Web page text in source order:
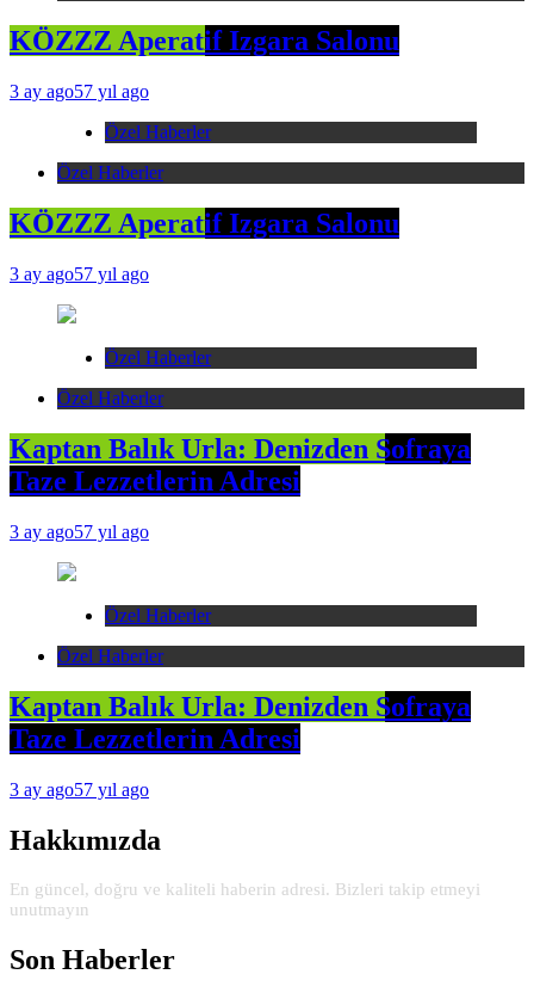
KÖZZZ Aperatif Izgara Salonu
3 ay ago57 yıl ago
Özel Haberler
Özel Haberler
KÖZZZ Aperatif Izgara Salonu
3 ay ago57 yıl ago
Özel Haberler
Özel Haberler
Kaptan Balık Urla: Denizden Sofraya
Taze Lezzetlerin Adresi
3 ay ago57 yıl ago
Özel Haberler
Özel Haberler
Kaptan Balık Urla: Denizden Sofraya
Taze Lezzetlerin Adresi
3 ay ago57 yıl ago
Hakkımızda
En güncel, doğru ve kaliteli haberin adresi. Bizleri takip etmeyi
unutmayın
Son Haberler